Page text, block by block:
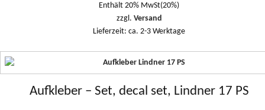
Enthält 20% MwSt(20%)
zzgl. Versand
Lieferzeit: ca. 2-3 Werktage
Aufkleber – Set, decal set, Lindner 17 PS